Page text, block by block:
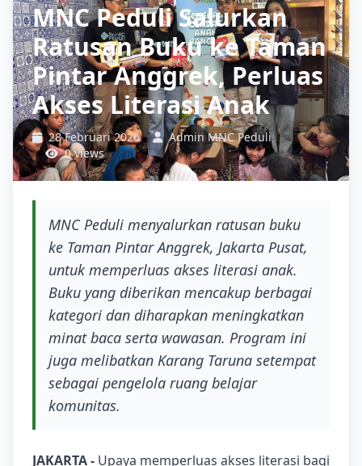
MNC Peduli Salurkan
Ratusan Buku ke Taman
Pintar Anggrek, Perluas
Akses Literasi Anak
28 Februari 2026
Admin MNC Peduli
0 views
MNC Peduli menyalurkan ratusan buku
ke Taman Pintar Anggrek, Jakarta Pusat,
untuk memperluas akses literasi anak.
Buku yang diberikan mencakup berbagai
kategori dan diharapkan meningkatkan
minat baca serta wawasan. Program ini
juga melibatkan Karang Taruna setempat
sebagai pengelola ruang belajar
komunitas.
JAKARTA - Upaya memperluas akses literasi bagi